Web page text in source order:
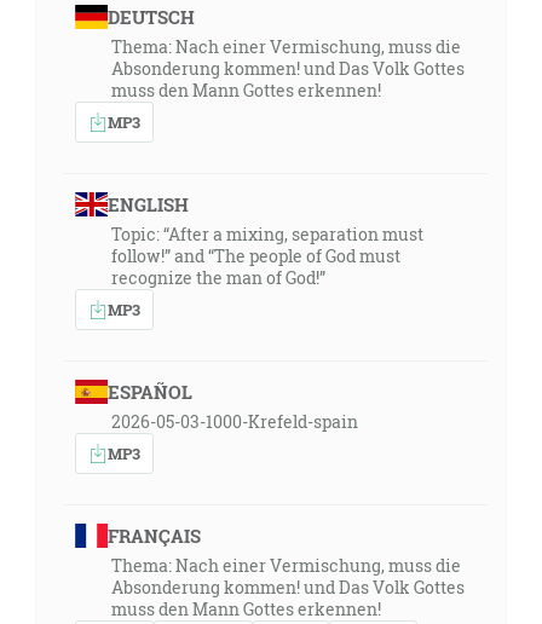
DEUTSCH
Thema: Nach einer Vermischung, muss die
Absonderung kommen! und Das Volk Gottes
muss den Mann Gottes erkennen!
MP3
ENGLISH
Topic: “After a mixing, separation must
follow!” and “The people of God must
recognize the man of God!”
MP3
ESPAÑOL
2026-05-03-1000-Krefeld-spain
MP3
FRANÇAIS
Thema: Nach einer Vermischung, muss die
Absonderung kommen! und Das Volk Gottes
muss den Mann Gottes erkennen!